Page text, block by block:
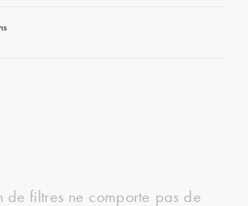
de filtres ne comporte pas de